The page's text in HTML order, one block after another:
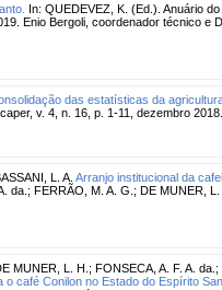
In: QUEDEVEZ, K. (Ed.). Anuário
Enio Bergoli, coordenador técnico e
das estatísticas da
v. 4, n. 16, p. 1-11, dezembro 2018.
L. A. Arranjo institucional da
da.; FERRÃO, M. A. G.; DE MUNER,
MUNER, L. H. ; FONSECA, A. F. A. da. ;
café Conilon no Estado do Espírito